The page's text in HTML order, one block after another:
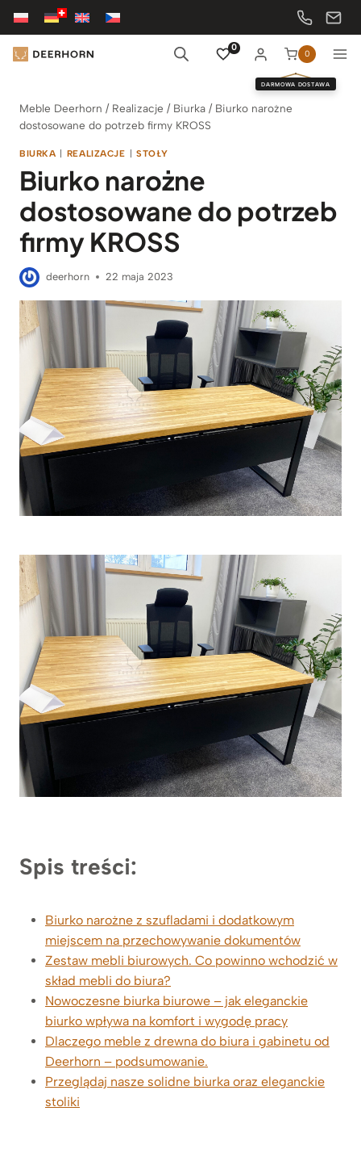
Przejdź
treści
0
0
DARMOWA DOSTAWA
Meble Deerhorn / Realizacje / Biurka / Biurko narożne
dostosowane do potrzeb firmy KROSS
BIURKA | REALIZACJE | STOŁY
Biurko narożne
dostosowane do potrzeb
firmy KROSS
deerhorn 22 maja 2023
Spis treści:
Biurko narożne z szufladami i dodatkowym
miejscem na przechowywanie dokumentów
Zestaw mebli biurowych. Co powinno wchodzić w
skład mebli do biura?
Nowoczesne biurka biurowe – jak eleganckie
biurko wpływa na komfort i wygodę pracy
Dlaczego meble z drewna do biura i gabinetu od
Deerhorn – podsumowanie.
Przeglądaj nasze solidne biurka oraz eleganckie
stoliki